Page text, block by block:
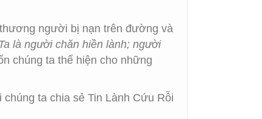
người bị nạn trên đường và
là người chăn hiền lành; người
chúng ta thể hiện cho những
ta chia sẻ Tin Lành Cứu Rỗi